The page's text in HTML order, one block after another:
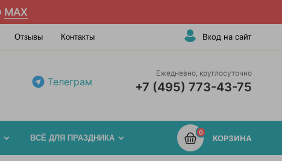
MAX
Отзывы Контакты Вход на сайт
Телеграм
Ежедневно, круглосуточно
+7 (495) 773-43-75
0
КОРЗИНА
ВСЁ ДЛЯ ПРАЗДНИКА